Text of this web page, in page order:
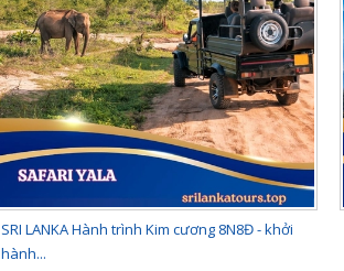
SRI LANKA Hành trình Kim cương 8N8Đ - khởi
hành...